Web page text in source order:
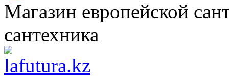
Магазин европейской
сантехника